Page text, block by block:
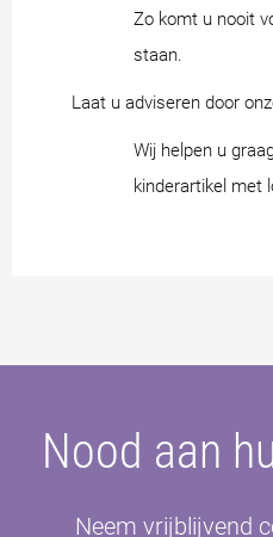
Zo komt u nooit
staan.
Laat u adviseren door
Wij helpen u
kinderartikel met
Nood aan
Neem vrijblijvend